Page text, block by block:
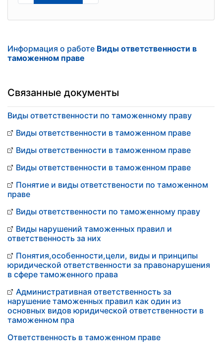
Информация о работе Виды ответственности в
таможенном праве
Связанные документы
Виды ответственности по таможенному праву
Виды ответственности в таможенном праве
Виды ответственности в таможенном праве
Виды ответственности в таможенном праве
Понятие и виды ответствености по таможенном
праве
Виды ответственности по таможенному праву
Виды нарушений таможенных правил и
ответственность за них
Понятия,особенности,цели, виды и принципы
юридической ответственности за правонарушения
в сфере таможенного права
Административная ответственность за
нарушение таможенных правил как один из
основных видов юридической ответственности в
таможенном пра
Ответственность в таможенном праве